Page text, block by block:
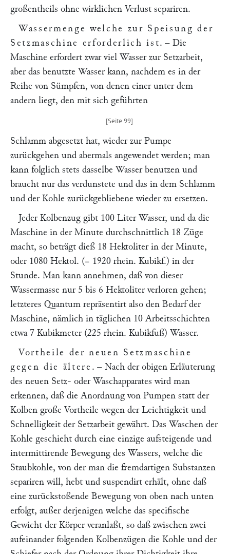
großentheils ohne wirklichen Verlust separiren.
Wassermenge welche zur Speisung der
Setzmaschine erforderlich ist. – Die
Maschine erfordert zwar viel Wasser zur Setzarbeit,
aber das benutzte Wasser kann, nachdem es in der
Reihe von Sümpfen, von denen einer unter dem
andern liegt, den mit sich geführten
Schlamm abgesetzt hat, wieder zur Pumpe
zurückgehen und abermals angewendet werden; man
kann folglich stets dasselbe Wasser benutzen und
braucht nur das verdunstete und das in dem Schlamm
und der Kohle zurückgebliebene wieder zu ersetzen.
Jeder Kolbenzug gibt 100 Liter Wasser, und da die
Maschine in der Minute durchschnittlich 18 Züge
macht, so beträgt dieß 18 Hektoliter in der Minute,
oder 1080 Hektol. (= 1920 rhein. Kubikf.) in der
Stunde. Man kann annehmen, daß von dieser
Wassermasse nur 5 bis 6 Hektoliter verloren gehen;
letzteres Quantum repräsentirt also den Bedarf der
Maschine, nämlich in täglichen 10 Arbeitsschichten
etwa 7 Kubikmeter (225 rhein. Kubikfuß) Wasser.
Vortheile der neuen Setzmaschine
gegen die ältere . – Nach der obigen Erläuterung
des neuen Setz- oder Waschapparates wird man
erkennen, daß die Anordnung von Pumpen statt der
Kolben große Vortheile wegen der Leichtigkeit und
Schnelligkeit der Setzarbeit gewährt. Das Waschen der
Kohle geschieht durch eine einzige aufsteigende und
intermittirende Bewegung des Wassers, welche die
Staubkohle, von der man die fremdartigen Substanzen
separiren will, hebt und suspendirt erhält, ohne daß
eine zurückstoßende Bewegung von oben nach unten
erfolgt, außer derjenigen welche das specifische
Gewicht der Körper veranlaßt, so daß zwischen zwei
aufeinander folgenden Kolbenzügen die Kohle und der